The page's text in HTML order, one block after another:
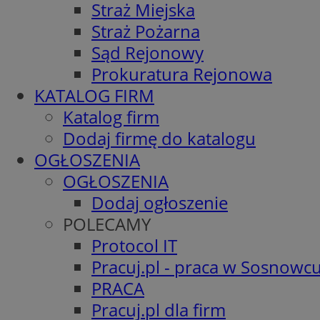
Straż Miejska
Straż Pożarna
Sąd Rejonowy
Prokuratura Rejonowa
KATALOG FIRM
Katalog firm
Dodaj firmę do katalogu
OGŁOSZENIA
OGŁOSZENIA
Dodaj ogłoszenie
POLECAMY
Protocol IT
Pracuj.pl - praca w
PRACA
Pracuj.pl dla firm